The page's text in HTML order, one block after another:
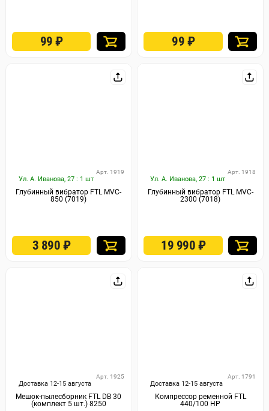
99₽ 99 ₽
Ул. А. Иванова, 27 : 1 шт
Арт. 1919
Глубинный вибратор FTL MVC-
850 (7019)
3 890 ₽
Ул. А. Иванова, 27 : 1 шт
Арт. 1918
Глубинный вибратор FTL MVC-
2300 (7018)
19 990 ₽
Доставка 12-15 августа
Арт. 1925
Мешок-пылесборник FTL DB 30
(комплект 5 шт.) 8250
Доставка 12-15 августа
Арт. 1791
Компрессор ременной FTL
440/100 HP